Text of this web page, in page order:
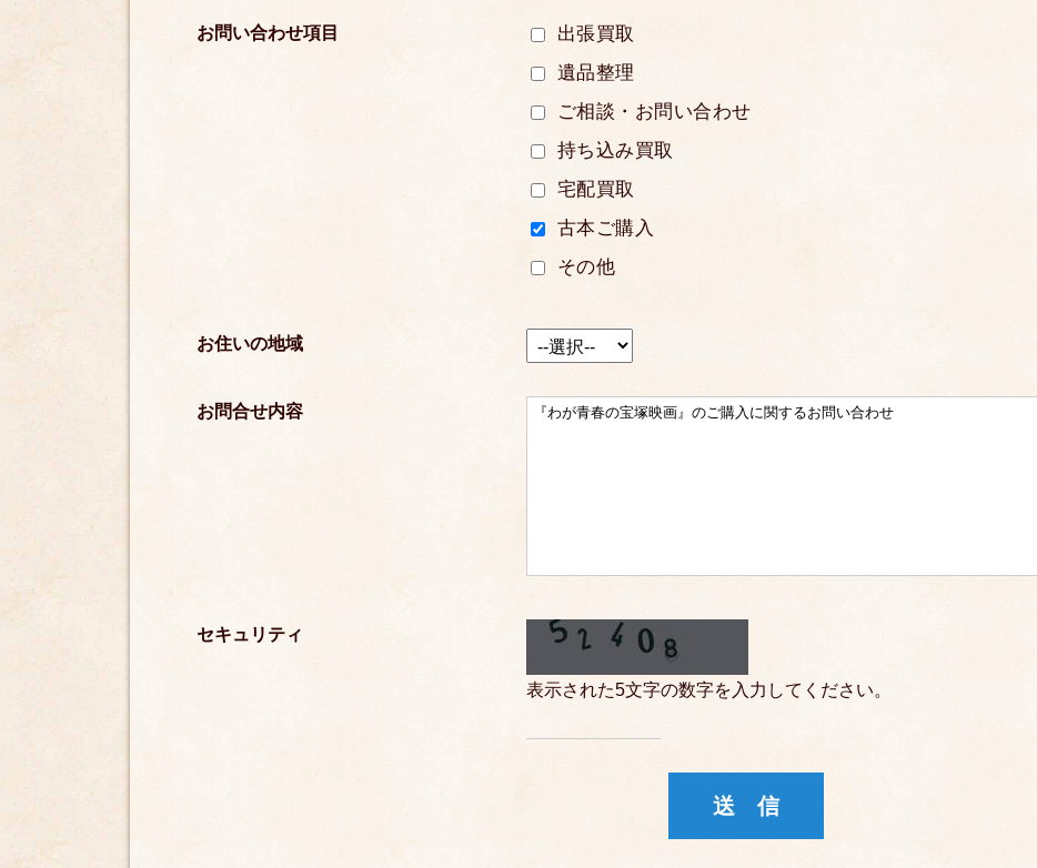
お問い合わせ項目
出張買取
遺品整理
ご相談・お問い合わせ
持ち込み買取
宅配買取
古本ご購入
その他
お住いの地域
お問合せ内容
セキュリティ
表示された5文字の数字を入力してください。